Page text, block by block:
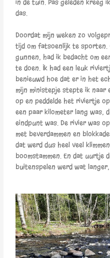
in de tuin. Pas geleden kreeg
das.
Doordat mijn weken zo
tijd om fatsoenlijk te sporten.
gunnen, had ik bedacht om
te doen. Ik had een leuk
benieuwd hoe dat er in het
mijn ministepje stepte ik naar
op en peddelde het riviertje
een paar kilometer lang
eindpunt was. De rivier was
met beverdammen en
dat werd dus heel veel
boomstammen. En dat uurtje
buitenspelen werd wat